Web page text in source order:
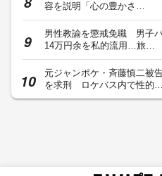
容を説明「心の豊かさ…
男性教諭を懲戒免職 男子
14万円余を私的流用…旅…
元ジャンポケ・斉藤慎二被
を求刑 ロケバス内で性的…